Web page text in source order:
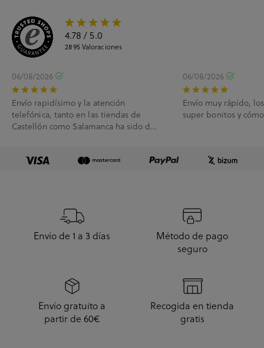
4.78 / 5.0
2895Valoraciones
06/08/2026
Envío rapidísimo y la atención
telefónica, tanto en las tiendas de
Castellón como Salamanca ha sido de
06/08/2026
Envío muy rápido,
super bonitos y
Envío de 1 a 3 días
Método de pago
seguro
Envío gratuito a
partir de 60€
Recogida en tienda
gratis